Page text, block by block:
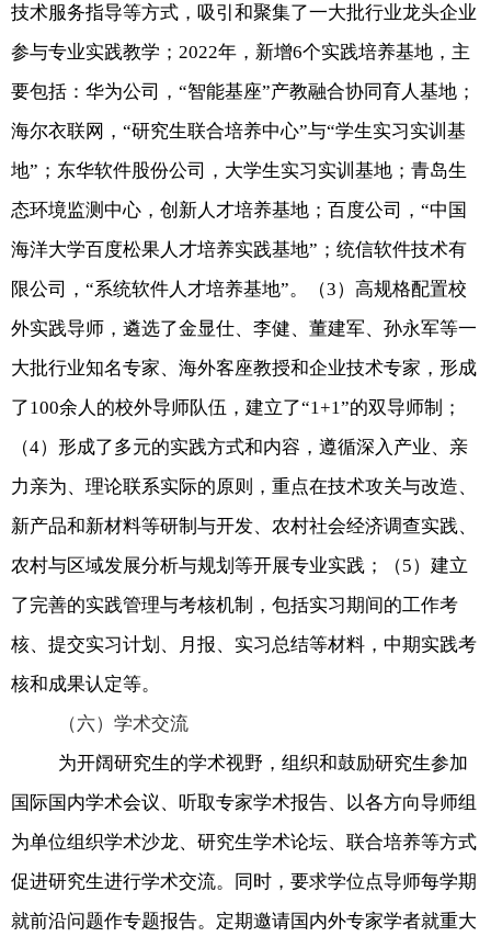
技术服务指导等方式，吸引和聚集了一大批行业龙头企业
参与专业实践教学； 2022年，新增6个实践培养基地，主
要包括：华为公司，“智能基座”产教融合协同育人基地；
海尔衣联网，“研究生联合培养中心”与“学生实习实训基
地”；东华软件股份公司，大学生实习实训基地；青岛生
态环境监测中心，创新人才培养基地；百度公司，“中国
海洋大学百度松果人才培养实践基地”；统信软件技术有
限公司，“系统软件人才培养基地”。（3）高规格配置校
外实践导师，遴选了金显仕、李健、董建军、孙永军等一
大批行业知名专家、海外客座教授和企业技术专家，形成
了100余人的校外导师队伍，建立了“1+1”的双导师制；
（4）形成了多元的实践方式和内容，遵循深入产业、亲
力亲为、理论联系实际的原则，重点在技术攻关与改造、
新产品和新材料等研制与开发、农村社会经济调查实践、
农村与区域发展分析与规划等开展专业实践；（5）建立
了完善的实践管理与考核机制，包括实习期间的工作考
核、提交实习计划、月报、实习总结等材料，中期实践考
核和成果认定等。
（六）学术交流
为开阔研究生的学术视野，组织和鼓励研究生参加
国际国内学术会议、听取专家学术报告、以各方向导师组
为单位组织学术沙龙、研究生学术论坛、联合培养等方式
促进研究生进行学术交流。同时，要求学位点导师每学期
就前沿问题作专题报告。定期邀请国内外专家学者就重大